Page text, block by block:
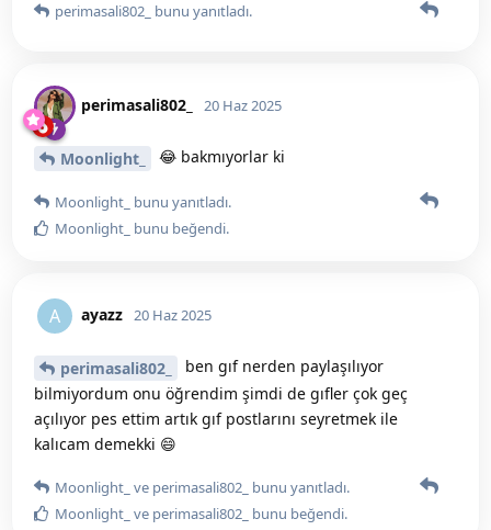
perimasali802_ bunu yanıtladı.
perimasali802_ 20 Haz 2025
Moonlight_ 😂 bakmıyorlar ki
Moonlight_ bunu yanıtladı.
Moonlight_ bunu beğendi.
A ayazz 20 Haz 2025
perimasali802_
ben gıf nerden paylaşılıyor
bilmiyordum onu öğrendim şimdi de gıfler çok geç
açılıyor pes ettim artık gıf postlarını seyretmek ile
kalıcam demekki 😄
Moonlight_ ve perimasali802_ bunu yanıtladı.
Moonlight_ ve perimasali802_ bunu beğendi.